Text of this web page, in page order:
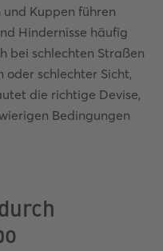
Kuppen führen
Hindernisse häufig
bei schlechten Straßen
oder schlechter Sicht,
die richtige Devise,
Bedingungen